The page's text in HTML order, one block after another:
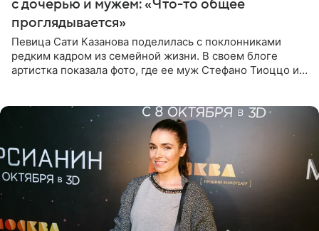
с дочерью и мужем: «Что-то общее
проглядывается»
Певица Сати Казанова поделилась с поклонниками
редким кадром из семейной жизни. В своем блоге
артистка показала фото, где ее муж Стефано Тиоццо и